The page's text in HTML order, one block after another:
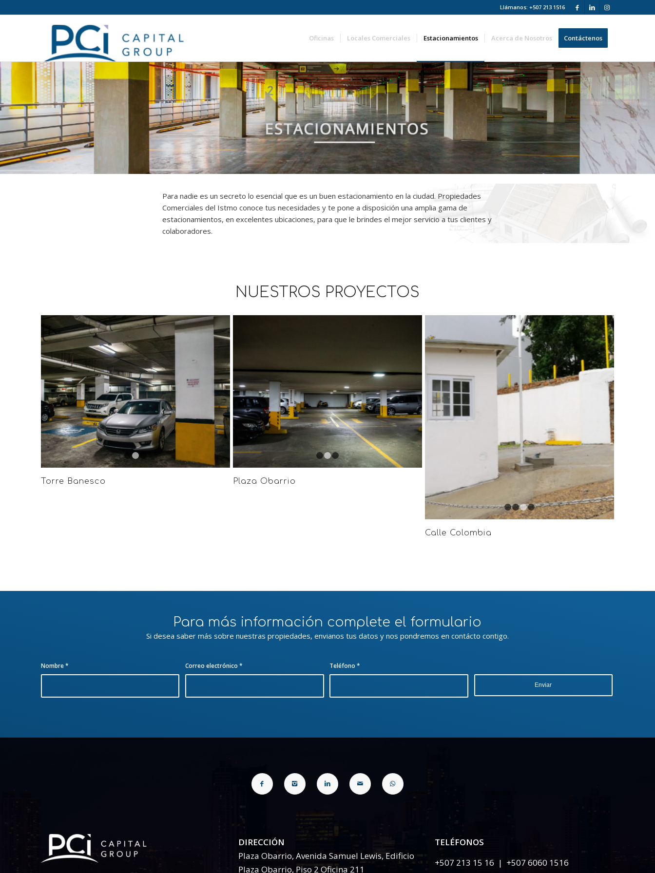
Llámanos: +507 213 1516
Oficinas Locales Comerciales Estacionamientos Acerca de Nosotros Contáctenos
Para nadie es un secreto lo esencial que es un buen estacionamiento en la ciudad. Propiedades
Comerciales del Istmo conoce tus necesidades y te pone a disposición una amplia gama de
estacionamientos, en excelentes ubicaciones, para que le brindes el mejor servicio a tus clientes y
colaboradores.
NUESTROS PROYECTOS
1 2 3
Torre Banesco
1 3
Plaza Obarrio
1 2 3 4
Calle Colombia
Para más información complete el formulario
Si desea saber más sobre nuestras propiedades, envianos tus datos y nos pondremos en contácto contigo.
Nombre* Correo electrónico * Teléfono*
DIRECCIÓN
Plaza Obarrio, Avenida Samuel Lewis, Edificio
Plaza Obarrio, Piso 2 Oficina 211
TELÉFONOS
+507 213 15 16 | +507 6060 1516